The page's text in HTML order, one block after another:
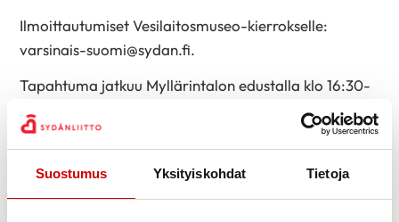
Suostumus Yksityiskohdat Tietoja
Ilmoittautumiset Vesilaitosmuseo-kierrokselle:
varsinais-suomi@sydan.fi.
Tapahtuma jatkuu Myllärintalon edustalla klo 16:30-
18:00 (Valkkimyllynkuja 2, Turku).
Ohjatut reitit:
Kulttuurihistoria kierros n. 3km